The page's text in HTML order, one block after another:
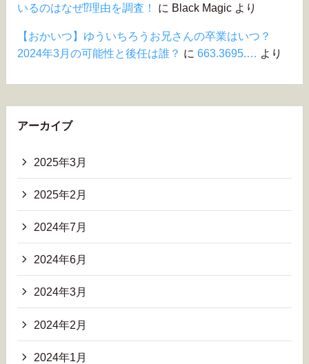
いるのはなぜ⁉︎理由を調査！
に Black Magicより
【おかいつ】ゆういちろうお兄さんの卒業はいつ？
2024年3月の可能性と後任は誰？ に 663.3695.… より
アーカイブ
2025年3月
2025年2月
2024年7月
2024年6月
2024年3月
2024年2月
2024年1月